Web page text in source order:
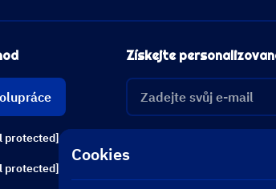
protected]
protected]
Získejte
Cookies